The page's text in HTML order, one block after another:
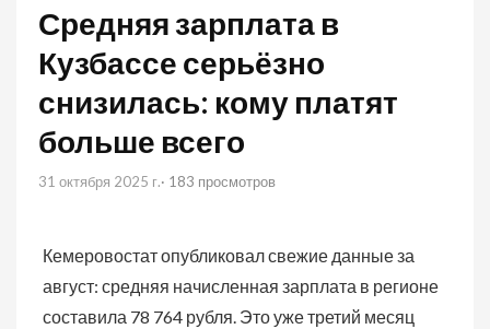
Средняя зарплата в
Кузбассе серьёзно
снизилась: кому платят
больше всего
31 октября 2025 г.· 183 просмотров
Кемеровостат опубликовал свежие данные за
август: средняя начисленная зарплата в регионе
составила 78 764 рубля. Это уже третий месяц